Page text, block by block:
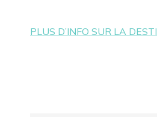
PLUS D’INFO SUR LA